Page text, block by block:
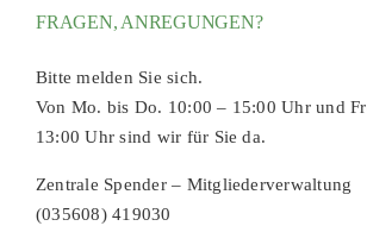
FRAGEN, ANREGUNGEN?
Bitte melden Sie sich.
Von Mo. bis Do. 10:00 – 15:00 Uhr und
13:00 Uhr sind wir für Sie da.
Zentrale Spender – Mitgliederverwaltung
(035608) 419030